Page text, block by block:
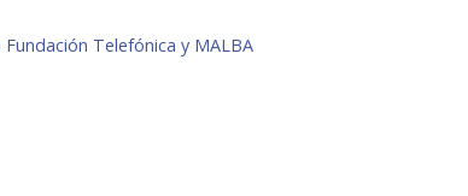
Fundación Telefónica y MALBA